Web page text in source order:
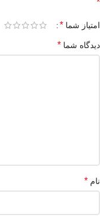
*
امتیاز شما *
دیدگاه شما *
نام *